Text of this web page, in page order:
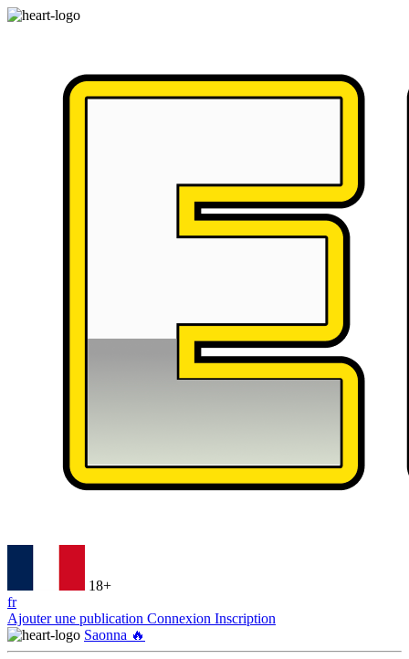
18+
fr
Ajouter une publication Connexion Inscription
Saonna 🔥